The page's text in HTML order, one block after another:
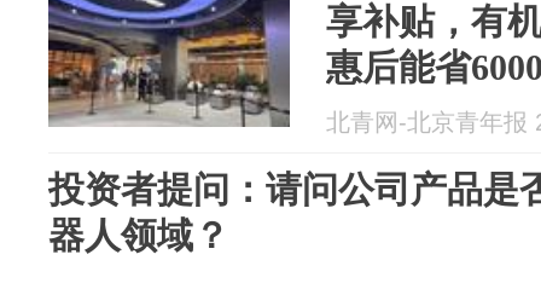
享补贴，有
惠后能省
北青网-北京青年报
投资者提问：请问公司产品是
器人领域？